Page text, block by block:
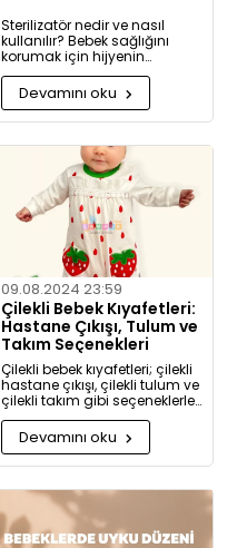
Sterilizatör nedir ve nasıl
kullanılır? Bebek sağlığını
korumak için hijyenin
önemini keşfedin. Buharlı ve
UV sterilizatörlerle mikroplara
karşı tam koruma!
Devamını oku
09.08.2024 23:59
Çilekli Bebek Kıyafetleri:
Hastane Çıkışı, Tulum ve
Takım Seçenekleri
Çilekli bebek kıyafetleri; çilekli
hastane çıkışı, çilekli tulum ve
çilekli takım gibi seçeneklerle
bebeğinize tatlılık katıyor. Kız
ve erkek bebekler için özel
tasarlanmış, organik
pamuktan üretilmiş şık ve
Devamını oku